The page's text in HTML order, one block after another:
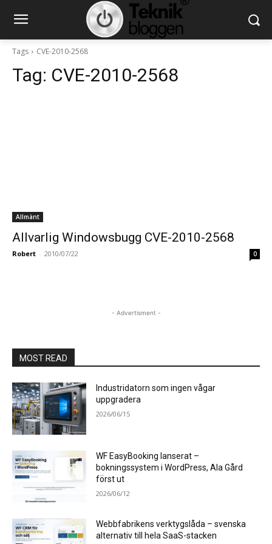
Tags CVE-2010-2568
Tag: CVE-2010-2568
Allmänt
Allvarlig Windowsbugg CVE-2010-2568
Robert - 2010/07/22 0
- Advertisment -
MOST READ
Industridatorn som ingen vågar
uppgradera
2026/06/15
WF EasyBooking lanserat –
bokningssystem i WordPress, Ala Gård
först ut
2026/06/12
Webbfabrikens verktygslåda – svenska
alternativ till hela SaaS-stacken